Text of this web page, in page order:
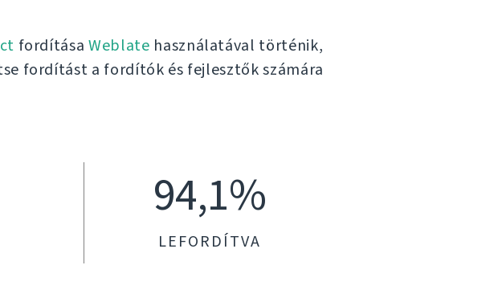
fordításaWeblate használatával történik,
fordítást a fordítók és fejlesztők számára
94,1%
LEFORDÍTVA